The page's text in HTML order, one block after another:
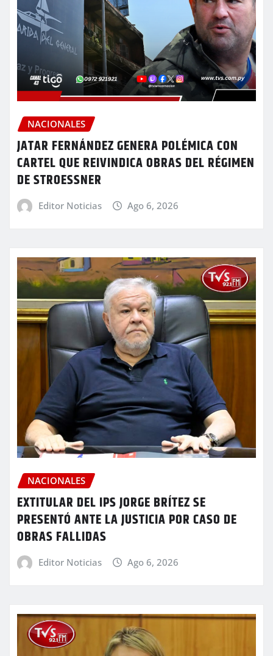
NACIONALES
JATAR FERNÁNDEZ GENERA POLÉMICA CON
CARTEL QUE REIVINDICA OBRAS DEL RÉGIMEN
DE STROESSNER
Editor Noticias Ago 6, 2026
NACIONALES
EXTITULAR DEL IPS JORGE BRÍTEZ SE
PRESENTÓ ANTE LA JUSTICIA POR CASO DE
OBRAS FALLIDAS
Editor Noticias Ago 6, 2026